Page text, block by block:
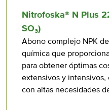
Nitrofoska® N Plus
SO₃)
Abono complejo NPK
química que
para obtener óptimas
extensivos y
con altas necesidades